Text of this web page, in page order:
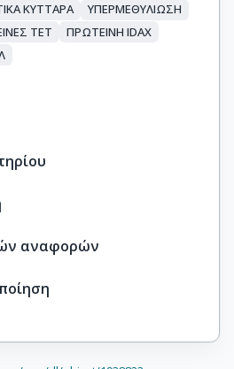
ΚΥΤΤΑΡΑ
ΥΠΕΡΜΕΘΥΛΙΩΣΗ
ΤΕΤ
ΠΡΩΤΕΙΝΗ ΙDAX
αναφορών